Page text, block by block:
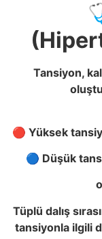
Tansiyon,
🔴 Yüksek
🔵 Düşük
Tüplü dalış
tansiyonla ilgili